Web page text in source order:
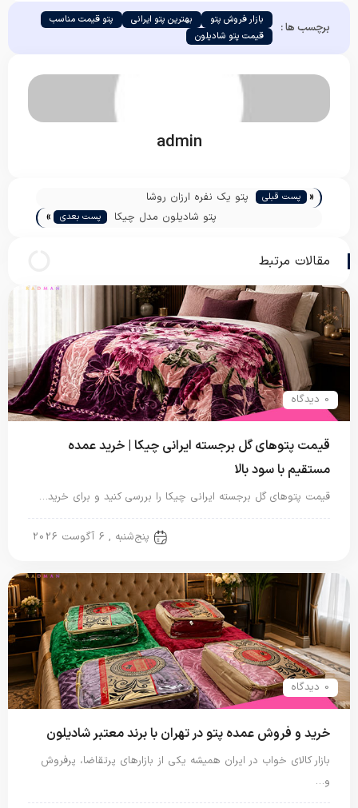
برچسب ها : بازار فروش پتو بهترین پتو ایرانی
پتو قیمت مناسب
قیمت پتو شادیلون
admin
« پست قبلی
پتو یک نفره ارزان روشا
پتو شادیلون مدل چیکا
پست بعدی »
مقالات مرتبط
0 دیدگاه
قیمت پتوهای گل برجسته ایرانی چیکا | خرید عمده
مستقیم با سود بالا
قیمت پتوهای گل برجسته ایرانی چیکا را بررسی کنید و برای خرید…
پنج‌شنبه , 6 آگوست 2026
0 دیدگاه
خرید و فروش عمده پتو در تهران با برند معتبر شادیلون
بازار کالای خواب در ایران همیشه یکی از بازارهای پرتقاضا، پرفروش
و…